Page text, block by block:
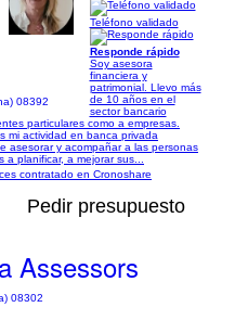
08392
Teléfono validado
Responde rápido
Soy asesora
financiera y
patrimonial. Llevo más
de 10 años en el
sector bancario
particulares como a empresas.
mi actividad en banca privada
asesorar y acompañar a las personas
planificar, a mejorar sus...
contratado en Cronoshare
Pedir presupuesto
Assessors
08302